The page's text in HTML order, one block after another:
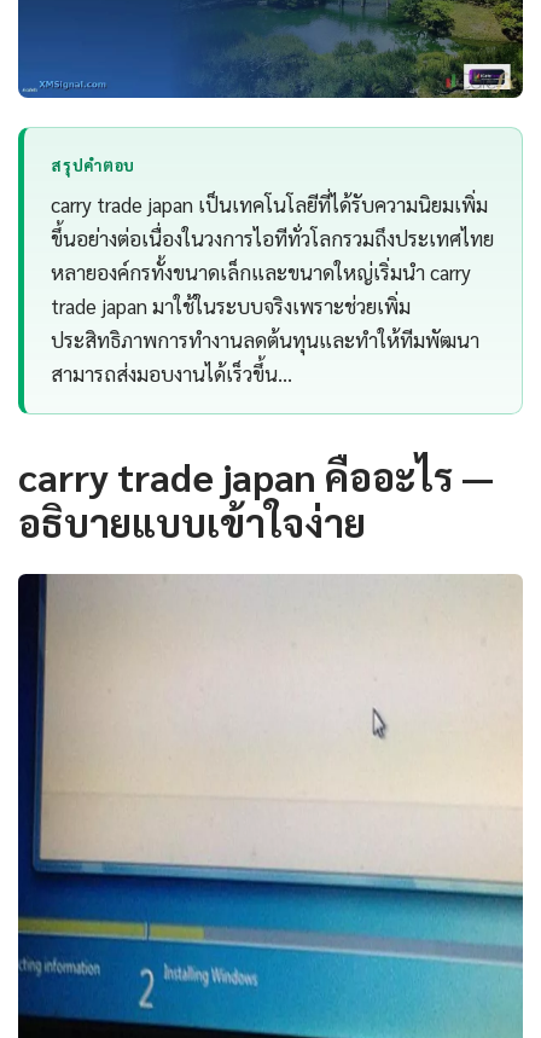
สรุปคำตอบ
carry trade japan เป็นเทคโนโลยีที่ได้รับความนิยมเพิ่ม
ขึ้นอย่างต่อเนื่องในวงการไอทีทั่วโลกรวมถึงประเทศไทย
หลายองค์กรทั้งขนาดเล็กและขนาดใหญ่เริ่มนำ carry
trade japan มาใช้ในระบบจริงเพราะช่วยเพิ่ม
ประสิทธิภาพการทำงานลดต้นทุนและทำให้ทีมพัฒนา
สามารถส่งมอบงานได้เร็วขึ้น…
carry trade japan คืออะไร —
อธิบายแบบเข้าใจง่าย